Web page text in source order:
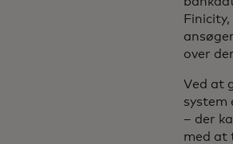
over
Ved at
system
– der
med at